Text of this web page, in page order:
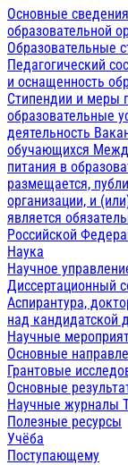
Основные сведения
образовательной
Образовательные
Педагогический
и оснащенность
Стипендии и меры
образовательные
деятельность
обучающихся
питания в
размещается,
организации, и
является
Российской
Наука
Научное
Диссертационный
Аспирантура,
над кандидатской
Научные
Основные
Грантовые
Основные
Научные журналы
Полезные ресурсы
Учёба
Поступающему